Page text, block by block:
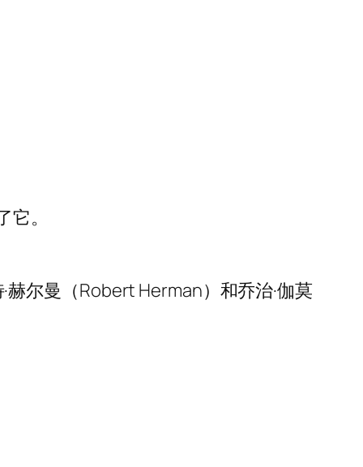
。
尔曼（Robert Herman）和乔治·伽莫